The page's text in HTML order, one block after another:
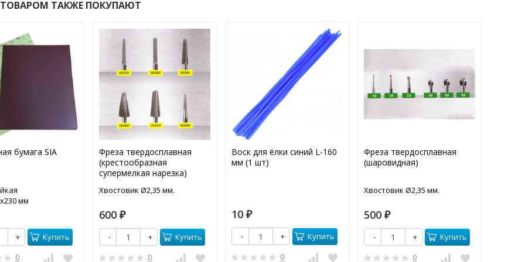
ТАКЖЕ ПОКУПАЮТ
бумага SIA
мм
+ Купить
0
Фреза твердосплавная
(крестообразная
супермелкая нарезка)
Хвостовик Ø2,35 мм.
600 ₽
- + Купить
0
Воск для ёлки синий L-160
мм (1 шт)
10 ₽
- + Купить
0
Фреза твердосплавная
(шаровидная)
Хвостовик Ø2,35 мм.
500 ₽
- + Купить
0